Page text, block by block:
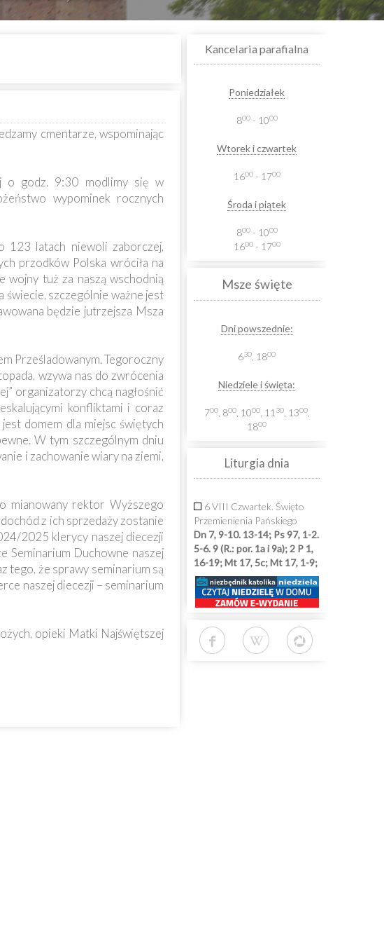
cmentarze, wspominając
o godz. 9:30 modlimy się w
wypominek rocznych
123 latach niewoli zaborczej,
przodków Polska wróciła na
wojny tuż za naszą wschodnią
szczególnie ważne jest
będzie jutrzejsza Msza
Prześladowanym. Tegoroczny
wzywa nas do zwrócenia
organizatorzy chcą nagłośnić
konfliktami i coraz
domem dla miejsc świętych
W tym szczególnym dniu
i zachowanie wiary na ziemi,
mianowany rektor Wyższego
z ich sprzedaży zostanie
2025 klerycy naszej diecezji
Seminarium Duchowne naszej
tego, że sprawy seminarium są
naszej diecezji – seminarium
opieki Matki Najświętszej
Kancelaria parafialna
Poniedziałek
800- 1000
Wtorek i czwartek
1600- 1700
Środa i piątek
800- 1000
1600- 1700
Msze święte
Dni powszednie:
630 , 1800
Niedziele i święta:
700, 800, 1000, 11 30, 1300,
1800
Liturgia dnia
6 VIII Czwartek. Święto
Przemienienia Pańskiego
Dn 7, 9-10. 13-14; Ps 97, 1-2.
5-6. 9 (R.: por. 1a i 9a); 2 P 1,
16-19; Mt 17, 5c; Mt 17, 1-9;